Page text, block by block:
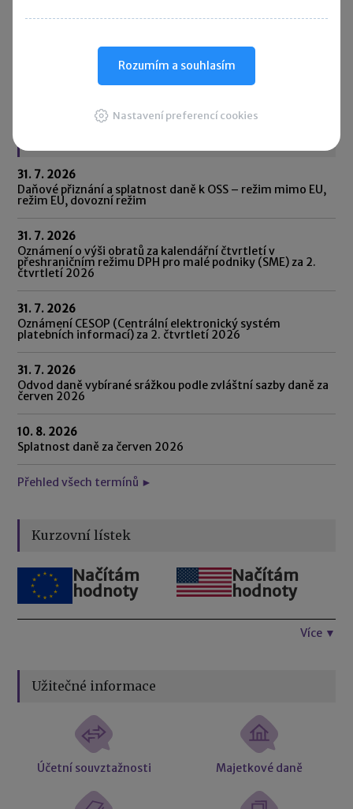
větší právní jistotu při aplikaci pravidel DPH. Dosavadní
zboží ze dne 1. srpna 2023 se ruší.
Rychlé zprávy ►
31. 7. 2026
Daňové přiznání a splatnost daně k OSS – režim mimo EU,
režim EU, dovozní režim
31. 7. 2026
Oznámení o výši obratů za kalendářní čtvrtletí v
přeshraničním režimu DPH pro malé podniky (SME) za 2.
čtvrtletí 2026
31. 7. 2026
Oznámení CESOP (Centrální elektronický systém
platebních informací) za 2. čtvrtletí 2026
31. 7. 2026
Odvod daně vybírané srážkou podle zvláštní sazby daně za
červen 2026
10. 8. 2026
Splatnost daně za červen 2026
Přehled všech termínů ►
Kurzovní lístek
Načítám
hodnoty
Načítám
hodnoty
Více ▼
Užitečné informace
Účetní souvztažnosti Majetkové daně
Rozumím a souhlasím
Nastavení preferencí cookies